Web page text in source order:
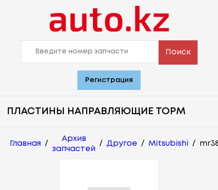
Поиск
Регистрация
ПЛАСТИНЫ НАПРАВЛЯЮЩИЕ ТОРМ
Главная /
Архив
запчастей
/ Другое / Mitsubishi /